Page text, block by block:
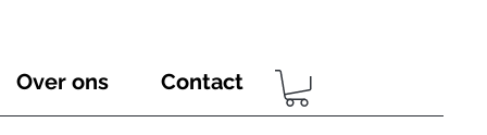
Over ons Contact